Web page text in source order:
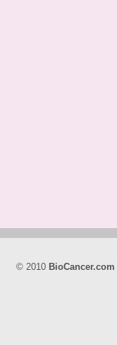
© 2010 BioCancer.com